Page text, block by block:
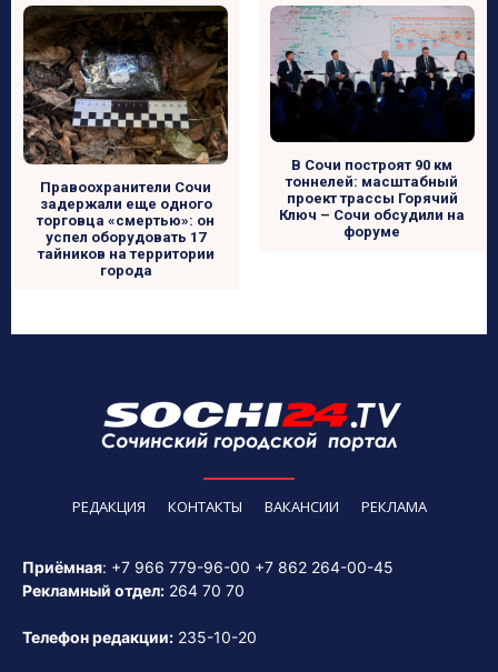
Правоохранители Сочи
задержали еще одного
торговца «смертью»: он
успел оборудовать 17
тайников на территории
города
В Сочи построят 90 км
тоннелей: масштабный
проект трассы Горячий
Ключ – Сочи обсудили на
форуме
РЕДАКЦИЯ КОНТАКТЫ ВАКАНСИИ РЕКЛАМА
Приёмная: +7 966 779-96-00 +7 862 264-00-45
Рекламный отдел: 264 70 70
Телефон редакции: 235-10-20